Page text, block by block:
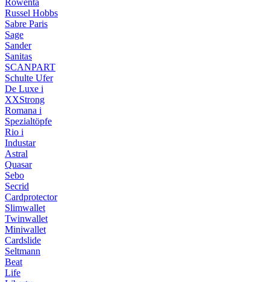
Rowenta
Russel Hobbs
Sabre Paris
Sage
Sander
Sanitas
SCANPART
Schulte Ufer
De Luxe i
XXStrong
Romana i
Spezialtöpfe
Rio i
Industar
Astral
Quasar
Sebo
Secrid
Cardprotector
Slimwallet
Twinwallet
Miniwallet
Cardslide
Seltmann
Beat
Life